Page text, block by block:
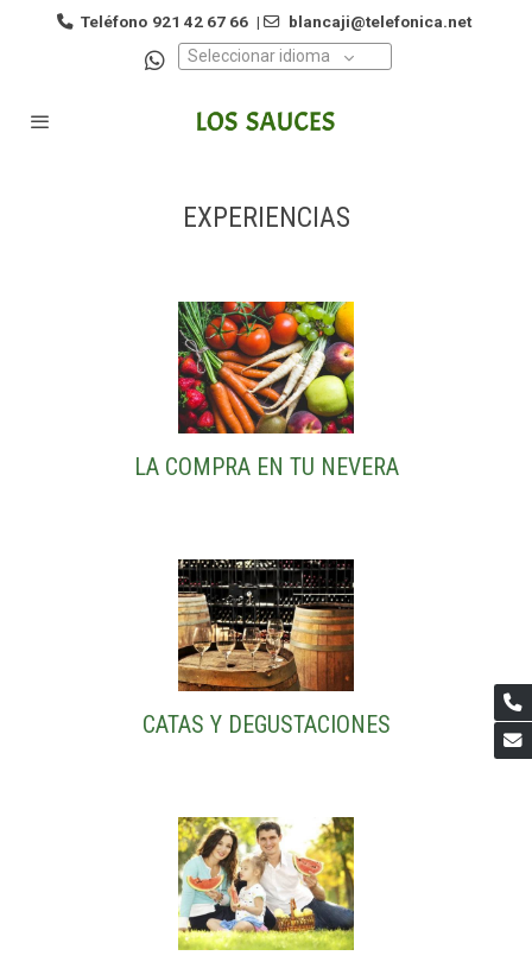
Teléfono 921 42 67 66 |
blancaji@telefonica.net
Seleccionar idioma
EXPERIENCIAS
LA COMPRA EN TU NEVERA
CATAS Y DEGUSTACIONES